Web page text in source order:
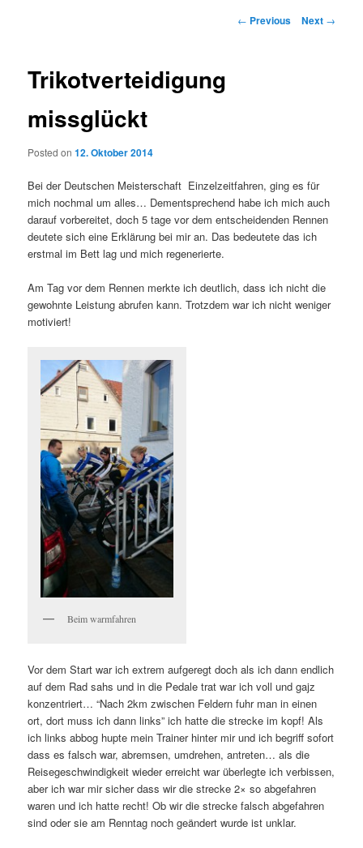
Post
← Previous Next →
Trikotverteidigung
missglückt
Posted on12. Oktober 2014
Bei der Deutschen Meisterschaft Einzelzeitfahren, ging es für
mich nochmal um alles… Dementsprechend habe ich mich auch
darauf vorbereitet, doch 5 tage vor dem entscheidenden Rennen
deutete sich eine Erklärung bei mir an. Das bedeutete das ich
erstmal im Bett lag und mich regenerierte.
Am Tag vor dem Rennen merkte ich deutlich, dass ich nicht die
gewohnte Leistung abrufen kann. Trotzdem war ich nicht weniger
motiviert!
Beim warmfahren
Vor dem Start war ich extrem aufgeregt doch als ich dann endlich
auf dem Rad sahs und in die Pedale trat war ich voll und gajz
konzentriert… “Nach 2km zwischen Feldern fuhr man in einen
ort, dort muss ich dann links” ich hatte die strecke im kopf! Als
ich links abbog hupte mein Trainer hinter mir und ich begriff sofort
dass es falsch war, abremsen, umdrehen, antreten… als die
Reisegeschwindigkeit wieder erreicht war überlegte ich verbissen,
aber ich war mir sicher dass wir die strecke 2× so abgefahren
waren und ich hatte recht! Ob wir die strecke falsch abgefahren
sind oder sie am Renntag noch geändert wurde ist unklar.